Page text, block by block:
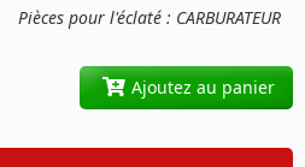
Pièces pour l'éclaté : CARBURATEUR
Ajoutez au panier